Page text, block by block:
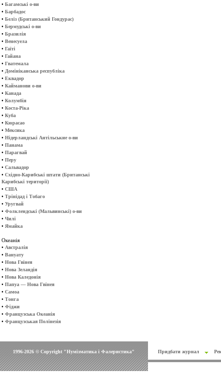
• Багамські о-ви
• Барбадос
• Беліз (Британський Гондурас)
• Бермудські о-ви
• Бразилія
• Венесуела
• Гаїті
• Гайана
• Гватемала
• Домініканська республіка
• Еквадор
• Кайманови о-ви
• Канада
• Колумбія
• Коста-Ріка
• Куба
• Кюрасао
• Мексика
• Нідерландські Антільськие о-ви
• Панама
• Парагвай
• Перу
• Сальвадор
• Східно-Карибські штати (Британські
Карибські території)
• США
• Трінідад і Тобаго
• Уругвай
• Фолклендські (Мальвинські) о-ви
• Чилі
• Ямайка
Океанія
• Австралія
• Вануату
• Нова Гвінея
• Нова Зеландія
• Нова Каледонія
• Папуа — Нова Гвінея
• Самоа
• Тонга
• Фіджи
• Французська Океанія
• Французськая Полінезія
1996-2026 © Copyright "Нумізматика і Фалеристика" Придбати журнал